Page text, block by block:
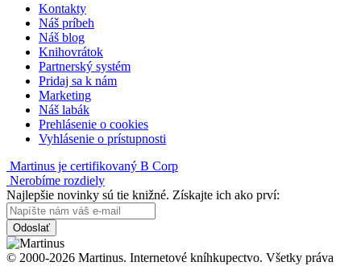
Kontakty
Náš príbeh
Náš blog
Knihovrátok
Partnerský systém
Pridaj sa k nám
Marketing
Náš labák
Prehlásenie o cookies
Vyhlásenie o prístupnosti
Martinus je certifikovaný B Corp
Nerobíme rozdiely
Najlepšie novinky sú tie knižné. Získajte ich ako prví:
Odoslať
© 2000-2026 Martinus. Internetové kníhkupectvo. Všetky práva